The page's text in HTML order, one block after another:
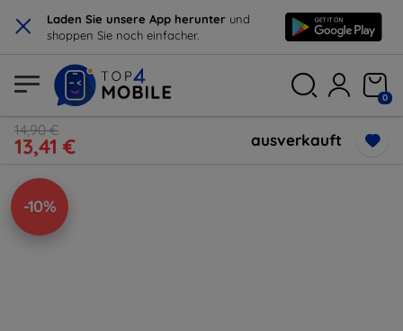
× Laden Sie unsere App herunter und
shoppen Sie noch einfacher.
0
14,90 €
13,41 € ausverkauft
-10%